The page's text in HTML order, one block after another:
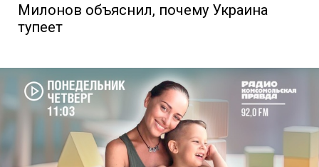
Милонов объяснил, почему Украина
тупеет